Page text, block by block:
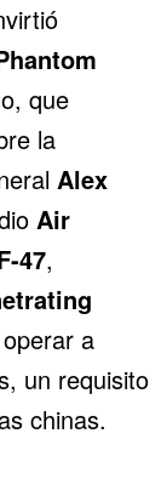
que
la
Alex
Air
47,
a
un requisito
chinas.